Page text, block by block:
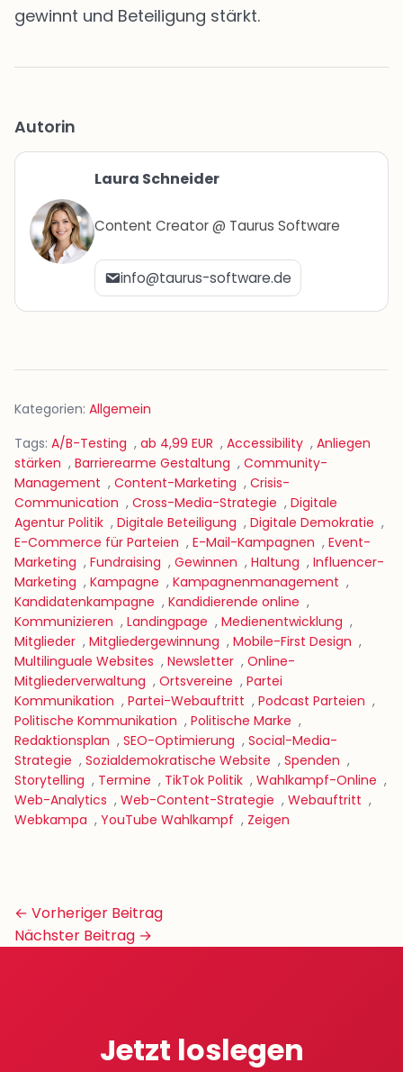
gewinnt und Beteiligung stärkt.
Autorin
Laura Schneider
Content Creator @ Taurus Software
info@taurus-software.de
Kategorien: Allgemein
Tags: A/B-Testing , ab 4,99 EUR , Accessibility , Anliegen
stärken , Barrierearme Gestaltung , Community-
Management , Content-Marketing , Crisis-
Communication , Cross-Media-Strategie , Digitale
Agentur Politik , Digitale Beteiligung , Digitale Demokratie ,
E-Commerce für Parteien , E-Mail-Kampagnen , Event-
Marketing , Fundraising , Gewinnen , Haltung , Influencer-
Marketing , Kampagne , Kampagnenmanagement ,
Kandidatenkampagne , Kandidierende online ,
Kommunizieren , Landingpage , Medienentwicklung ,
Mitglieder , Mitgliedergewinnung , Mobile-First Design ,
Multilinguale Websites , Newsletter , Online-
Mitgliederverwaltung , Ortsvereine , Partei
Kommunikation , Partei-Webauftritt , Podcast Parteien ,
Politische Kommunikation , Politische Marke ,
Redaktionsplan , SEO-Optimierung , Social-Media-
Strategie , Sozialdemokratische Website , Spenden ,
Storytelling , Termine , TikTok Politik , Wahlkampf-Online ,
Web-Analytics , Web-Content-Strategie , Webauftritt ,
Webkampa , YouTube Wahlkampf , Zeigen
Beitrags-
Navigation
← Vorheriger Beitrag
Nächster Beitrag →
Jetzt loslegen